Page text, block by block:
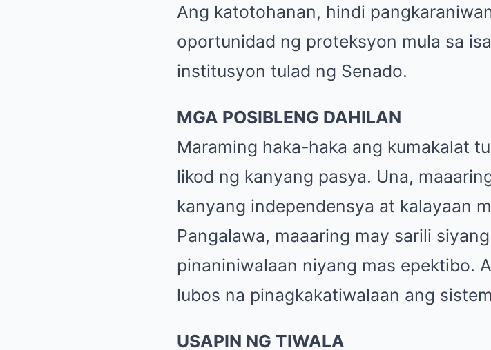
Ang katotohanan, hindi
oportunidad ng proteksyon mula sa
institusyon tulad ng Senado.
MGA POSIBLENG DAHILAN
Maraming haka-haka ang kumakalat
likod ng kanyang pasya. Una,
kanyang independensya at kalayaan
Pangalawa, maaaring may sarili
pinaniniwalaan niyang mas epektibo.
lubos na pinagkakatiwalaan ang
USAPIN NG TIWALA